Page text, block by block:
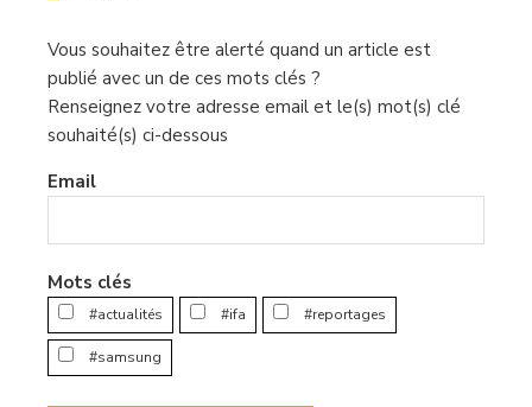
Vous souhaitez être alerté quand un article est
publié avec un de ces mots clés ?
Renseignez votre adresse email et le(s) mot(s) clé
souhaité(s) ci-dessous
Email
Mots clés
#actualités #ifa #reportages
#samsung